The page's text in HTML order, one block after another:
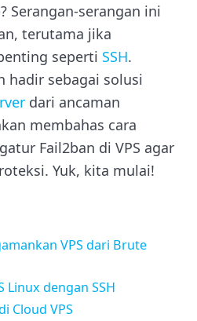
Serangan-serangan ini
terutama jika
seperti SSH.
hadir sebagai solusi
dari ancaman
membahas cara
Fail2ban di VPS agar
Yuk, kita mulai!
VPS dari Brute
Linux dengan SSH
Cloud VPS